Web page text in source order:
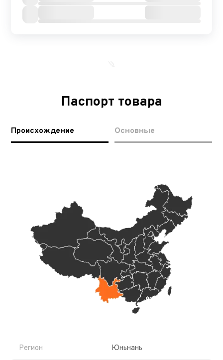
Паспорт товара
Происхождение Основные
Регион Юньнань